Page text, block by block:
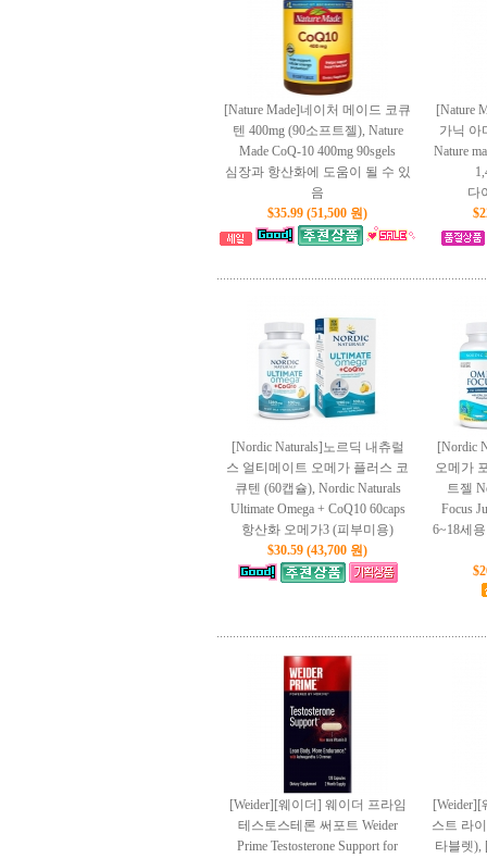
[Nature Made]네이처 메이드 코큐
텐 400mg (90소프트젤), Nature
Made CoQ-10 400mg 90sgels
심장과 항산화에 도움이 될 수 있
음
$35.99 (51,500 원)
[Nature
가닉 아
Nature
다
[Nordic Naturals]노르딕 내츄럴
스 얼티메이트 오메가 플러스 코
큐텐 (60캡슐), Nordic Naturals
Ultimate Omega + CoQ10 60caps
항산화 오메가3 (피부미용)
$30.59 (43,700 원)
[Nordic
오메가
트젤
Focus
6~18세
[Weider][웨이더] 웨이더 프라임
테스토스테론 써포트 Weider
Prime Testosterone Support for
스트 라
타블렛),